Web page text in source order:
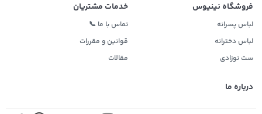
فروشگاه نینیوس
لباس پسرانه
لباس دخترانه
ست نوزادی
خدمات مشتریان
تماس با ما 📞
قوانین و مقررات
مقالات
درباره ما